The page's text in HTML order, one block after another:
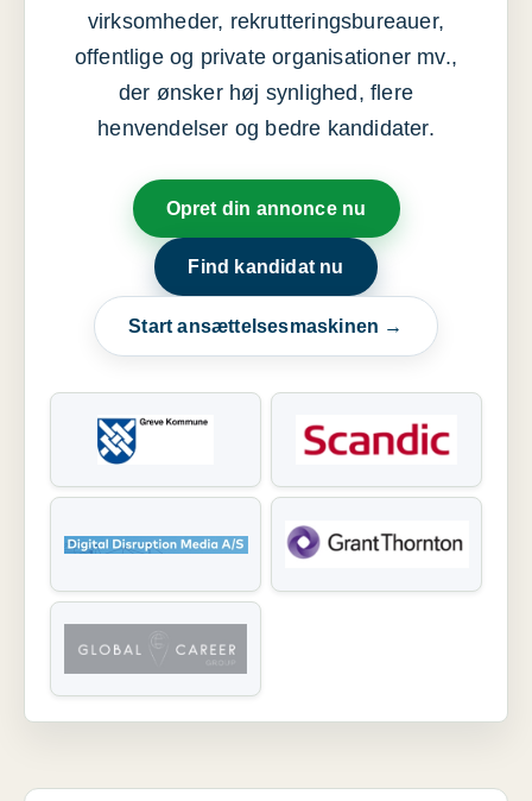
virksomheder, rekrutteringsbureauer,
offentlige og private organisationer mv.,
der ønsker høj synlighed, flere
henvendelser og bedre kandidater.
Opret din annonce nu
Find kandidat nu
Start ansættelsesmaskinen →